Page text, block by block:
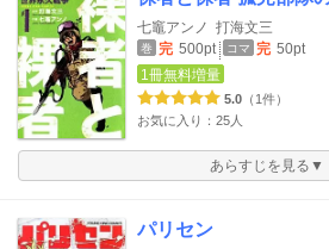
七竈アンノ 打海文三
巻 完 500pt コマ 完 50pt
1冊無料増量
5.0 （1件）
お気に入り：25人
あらすじを見る▼
パリセン